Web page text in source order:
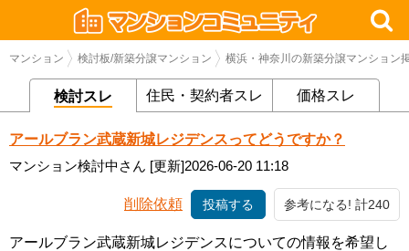
マンション 検討板/新築分譲マンション 横浜・神奈川の新築分譲マンション
検討スレ 住民・契約者スレ 価格スレ
アールブラン武蔵新城レジデンスってどうですか？
マンション検討中さん [更新]2026-06-20 11:18
削除依頼 投稿する 参考になる! 計240
アールブラン武蔵新城レジデンスについての情報を希望し